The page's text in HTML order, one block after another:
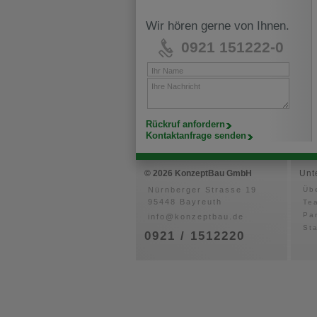
Wir hören gerne von Ihnen.
0921 151222-0
Ihr Name
Ihre Nachricht
Rückruf anfordern
Kontaktanfrage senden
© 2026 KonzeptBau GmbH
Nürnberger Strasse 19
95448 Bayreuth
info@konzeptbau.de
0921 / 1512220